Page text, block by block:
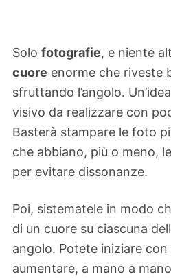
Solo fotografie, e niente
cuore enorme che riveste
sfruttando l’angolo.
visivo da realizzare con
Basterà stampare le foto
che abbiano, più o meno,
per evitare dissonanze.
Poi, sistematele in modo
di un cuore su ciascuna
angolo. Potete iniziare
aumentare, a mano a